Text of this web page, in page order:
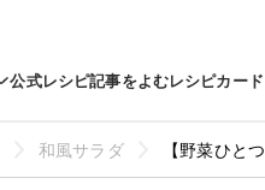
公式レシピ記事をよむレシピカード
和風サラダ 【野菜ひと